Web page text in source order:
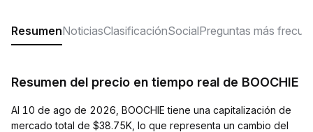
ResumenNoticiasClasificaciónSocialPreguntas más
Resumen del precio en tiempo real de BOOCHIE
Al 10 de ago de 2026, BOOCHIE tiene una capitalización de
mercado total de $38.75K, lo que representa un cambio del